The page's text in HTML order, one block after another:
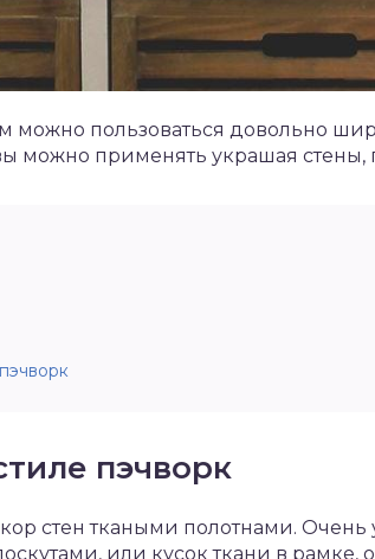
можно пользоваться довольно
можно применять украшая стены,
пэчворк
стен ткаными полотнами. Очень
или кусок ткани в